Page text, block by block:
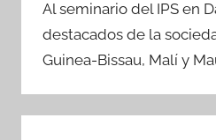
Al seminario del IPS en
destacados de la
Guinea-Bissau, Malí y